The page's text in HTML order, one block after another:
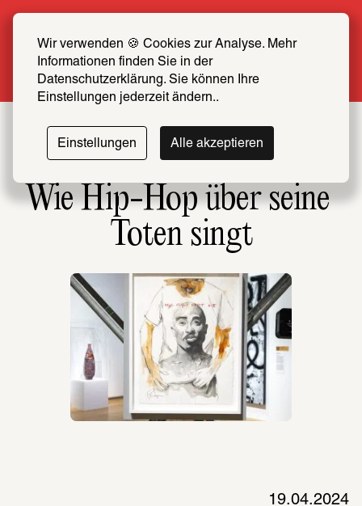
Wir verwenden 🍪 Cookies zur Analyse. Mehr
Informationen finden Sie in der
Datenschutzerklärung. Sie können Ihre
Einstellungen jederzeit ändern..
Einstellungen Alle akzeptieren
SCHIRN FREUND*IN werden
Mehr erfahren
Wie Hip-Hop über seine
Toten singt
19.04.2024